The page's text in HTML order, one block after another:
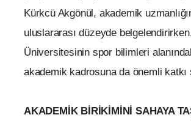
Kürkcü Akgönül, akademik
uluslararası düzeyde
Üniversitesinin spor bilimleri
akademik kadrosuna da önemli katkı
AKADEMİK BİRİKİMİNİ SAHAYA